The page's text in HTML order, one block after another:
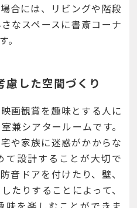
合には、リビングや階段
なスペースに書斎コーナ
慮した空間づくり
画観賞を趣味とする人に
兼シアタールームです。
や家族に迷惑がかからな
て設計することが大切で
音ドアを付けたり、壁、
たりすることによって、